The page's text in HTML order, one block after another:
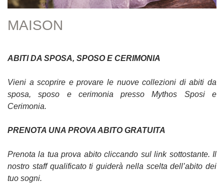
MAISON
ABITI DA SPOSA, SPOSO E CERIMONIA
Vieni a scoprire e provare le nuove collezioni di abiti da
sposa, sposo e cerimonia presso Mythos Sposi e
Cerimonia.
PRENOTA UNA PROVA ABITO GRATUITA
Prenota la tua prova abito cliccando sul link sottostante. Il
nostro staff qualificato ti guiderà nella scelta dell’abito dei
tuo sogni.